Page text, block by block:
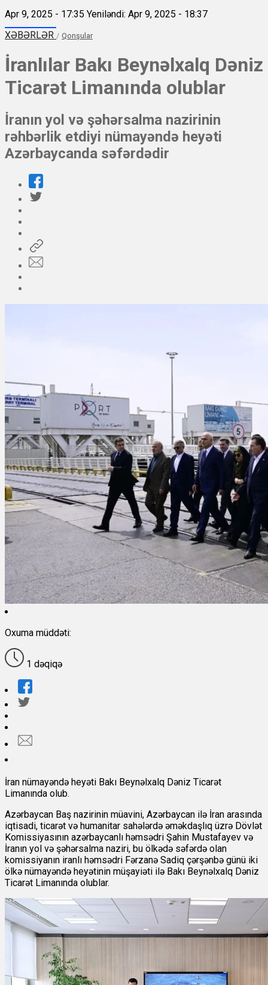
Apr 9, 2025 - 17:35 Yeniləndi: Apr 9, 2025 - 18:37
XƏBƏRLƏR / Qonşular
İranlılar Bakı Beynəlxalq Dəniz
Ticarət Limanında olublar
İranın yol və şəhərsalma nazirinin
rəhbərlik etdiyi nümayəndə heyəti
Azərbaycanda səfərdədir
Oxuma müddəti:
1 dəqiqə
İran nümayəndə heyəti Bakı Beynəlxalq Dəniz Ticarət
Limanında olub.
Azərbaycan Baş nazirinin müavini, Azərbaycan ilə İran arasında
iqtisadi, ticarət və humanitar sahələrdə əməkdaşlıq üzrə Dövlət
Komissiyasının azərbaycanlı həmsədri Şahin Mustafayev və
İranın yol və şəhərsalma naziri, bu ölkədə səfərdə olan
komissiyanın iranlı həmsədri Fərzanə Sadiq çərşənbə günü iki
ölkə nümayəndə heyətinin müşayiəti ilə Bakı Beynəlxalq Dəniz
Ticarət Limanında olublar.